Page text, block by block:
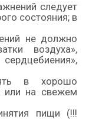
следует
состояния; в
не должно
воздуха»,
в хорошо
или на свежем
пищи (!!!